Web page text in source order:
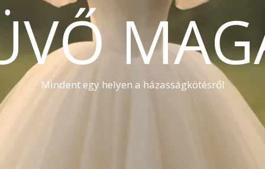
Mindent egy helyen a házasságkötésről